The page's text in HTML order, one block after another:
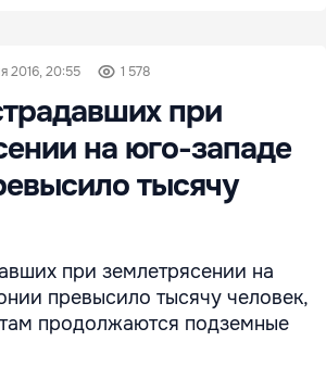
2016, 20:55 1 578
при
на юго-западе
тысячу
при землетрясении на
превысило тысячу человек,
продолжаются подземные